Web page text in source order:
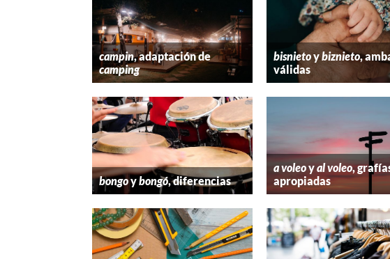
campin, adaptación de
camping
bisnietoybiznieto,
válidas
bongoybongó, diferencias
a voleoyal voleo,
apropiadas